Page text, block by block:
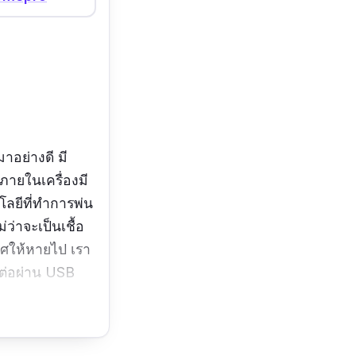
าอย่างดี มี
ภายในเครื่องมี
ลยีที่ทำการพ่น
าจะเป็นเชื้อ
ห้หายไป เรา
อผ่าน USB